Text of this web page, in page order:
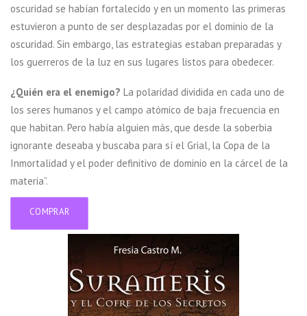
oscuridad se habían fortalecido y en un momento las primeras
estuvieron a punto de ser desplazadas por el dominio de la
oscuridad. Sin embargo, las estrategias estaban preparadas y
los guerreros de la luz en sus lugares listos para obedecer.
¿Quién era el enemigo? La polaridad dividida en cada uno de
los seres humanos y el campo atómico de baja frecuencia en
que habitan. Pero había alguien más, que desde la soberbia
ignorante deseaba y buscaba para sí el Grial, la Copa de la
Inmortalidad y el poder definitivo de dominio en la cárcel de la
materia”.
COMPRAR